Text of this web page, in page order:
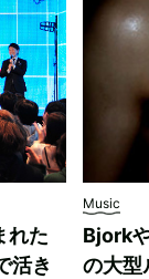
れた
活き
Music
Bjork
の大型